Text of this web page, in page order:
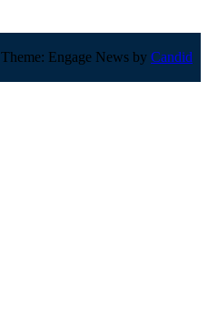
Theme: Engage News by Candid